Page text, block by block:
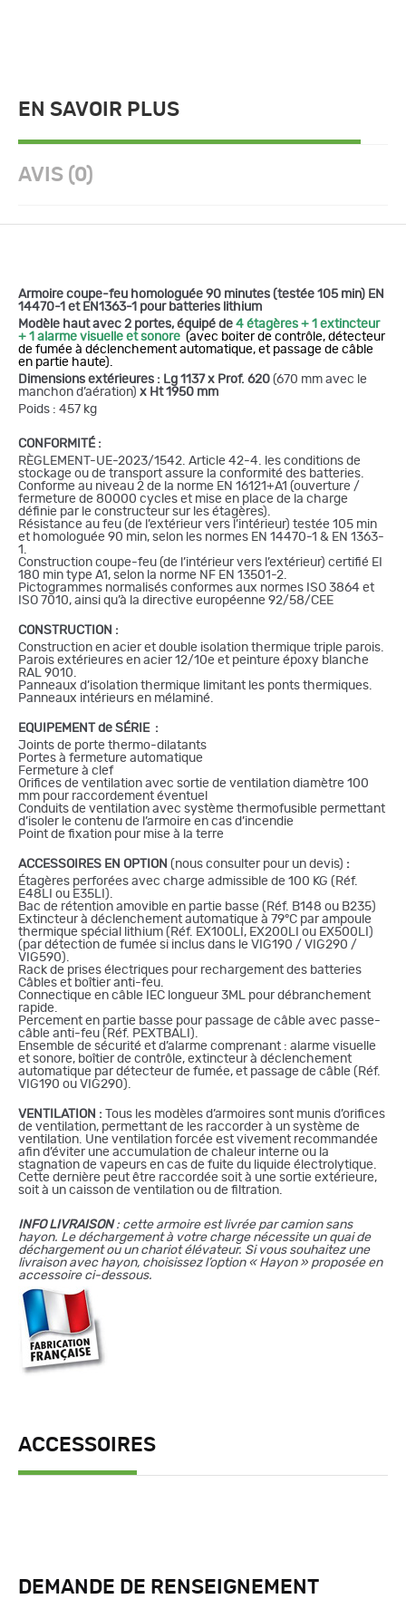
EN SAVOIR PLUS
AVIS (0)
Armoire coupe-feu homologuée 90 minutes (testée 105 min) EN
14470-1 et EN1363-1 pour batteries lithium
Modèle haut avec 2 portes, équipé de 4 étagères + 1 extincteur
+ 1 alarme visuelle et sonore (avec boiter de contrôle, détecteur
de fumée à déclenchement automatique, et passage de câble
en partie haute).
Dimensions extérieures : Lg 1137 x Prof. 620 (670 mm avec le
manchon d’aération) x Ht 1950 mm
Poids : 457 kg
CONFORMITÉ :
RÈGLEMENT-UE-2023/1542. Article 42-4. les conditions de
stockage ou de transport assure la conformité des batteries.
Conforme au niveau 2 de la norme EN 16121+A1 (ouverture /
fermeture de 80000 cycles et mise en place de la charge
définie par le constructeur sur les étagères).
Résistance au feu (de l’extérieur vers l’intérieur) testée 105 min
et homologuée 90 min, selon les normes EN 14470-1 & EN 1363-
1.
Construction coupe-feu (de l’intérieur vers l’extérieur) certifié EI
180 min type A1, selon la norme NF EN 13501-2.
Pictogrammes normalisés conformes aux normes ISO 3864 et
ISO 7010, ainsi qu’à la directive européenne 92/58/CEE
CONSTRUCTION :
Construction en acier et double isolation thermique triple parois.
Parois extérieures en acier 12/10e et peinture époxy blanche
RAL 9010.
Panneaux d’isolation thermique limitant les ponts thermiques.
Panneaux intérieurs en mélaminé.
EQUIPEMENT de SÉRIE :
Joints de porte thermo-dilatants
Portes à fermeture automatique
Fermeture à clef
Orifices de ventilation avec sortie de ventilation diamètre 100
mm pour raccordement éventuel
Conduits de ventilation avec système thermofusible permettant
d’isoler le contenu de l’armoire en cas d’incendie
Point de fixation pour mise à la terre
ACCESSOIRES EN OPTION (nous consulter pour un devis) :
Étagères perforées avec charge admissible de 100 KG (Réf.
E48LI ou E35LI).
Bac de rétention amovible en partie basse (Réf. B148 ou B235)
Extincteur à déclenchement automatique à 79°C par ampoule
thermique spécial lithium (Réf. EX100LI, EX200LI ou EX500LI)
(par détection de fumée si inclus dans le VIG190 / VIG290 /
VIG590).
Rack de prises électriques pour rechargement des batteries
Câbles et boîtier anti-feu.
Connectique en câble IEC longueur 3ML pour débranchement
rapide.
Percement en partie basse pour passage de câble avec passe-
câble anti-feu (Réf. PEXTBALI).
Ensemble de sécurité et d’alarme comprenant : alarme visuelle
et sonore, boîtier de contrôle, extincteur à déclenchement
automatique par détecteur de fumée, et passage de câble (Réf.
VIG190 ou VIG290).
VENTILATION : Tous les modèles d’armoires sont munis d’orifices
de ventilation, permettant de les raccorder à un système de
ventilation. Une ventilation forcée est vivement recommandée
afin d’éviter une accumulation de chaleur interne ou la
stagnation de vapeurs en cas de fuite du liquide électrolytique.
Cette dernière peut être raccordée soit à une sortie extérieure,
soit à un caisson de ventilation ou de filtration.
INFO LIVRAISON: cette armoire est livrée par camion sans
hayon. Le déchargement à votre charge nécessite un quai de
déchargement ou un chariot élévateur. Si vous souhaitez une
livraison avec hayon, choisissez l’option « Hayon » proposée en
accessoire ci-dessous.
ACCESSOIRES
DEMANDE DE RENSEIGNEMENT